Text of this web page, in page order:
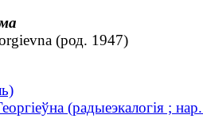
(род. 1947)
(радыеэкалогія ;